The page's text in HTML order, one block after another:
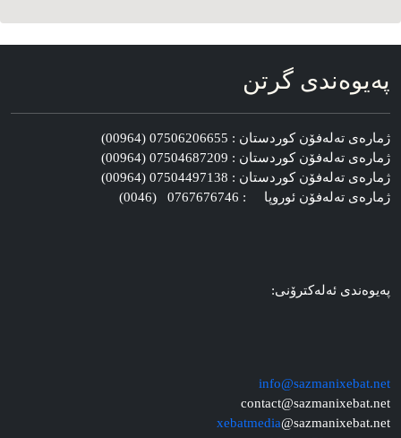
په‌یوه‌ندی گرتن
ژماره‌ی ته‌له‌فۆن کوردستان : 07506206655 (00964)
ژماره‌ی ته‌له‌فۆن کوردستان : 07504687209 (00964)
ژماره‌ی ته‌له‌فۆن کوردستان : 07504497138 (00964)
ژماره‌ی ته‌له‌فۆن ئوروپا : 0767676746 (0046)
په‌یوه‌ندی ئه‌له‌کترۆنی:
info@sazmanixebat.net
contact@sazmanixebat.net
xebatmedia@sazmanixebat.net